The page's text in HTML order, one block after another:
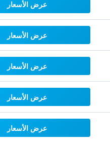
عرض الأسعار
عرض الأسعار
عرض الأسعار
عرض الأسعار
عرض الأسعار